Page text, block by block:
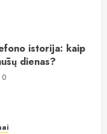
istorija: kaip
dienas?
0